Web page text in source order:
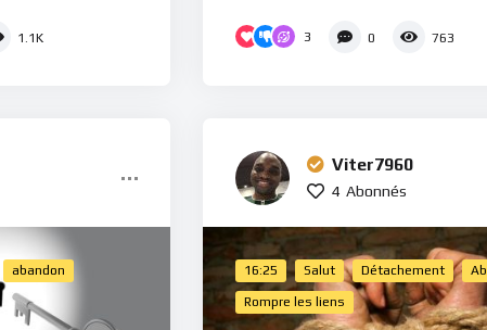
1.1K 3 0 763
abandon
Viter7960
4 Abonnés
16:25 Salut Détachement
Rompre les liens